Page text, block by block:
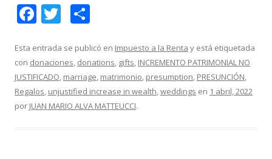
F
e
b
o
o
T
itt
er
m
p
ar
ti
Esta entrada se publicó en Impuesto a la Renta y está etiquetada
con donaciones, donations, gifts, INCREMENTO PATRIMONIAL NO
JUSTIFICADO, marriage, matrimonio, presumption, PRESUNCIÓN,
Regalos, unjustified increase in wealth,weddings en 1 abril, 2022
por JUAN MARIO ALVA MATTEUCCI.